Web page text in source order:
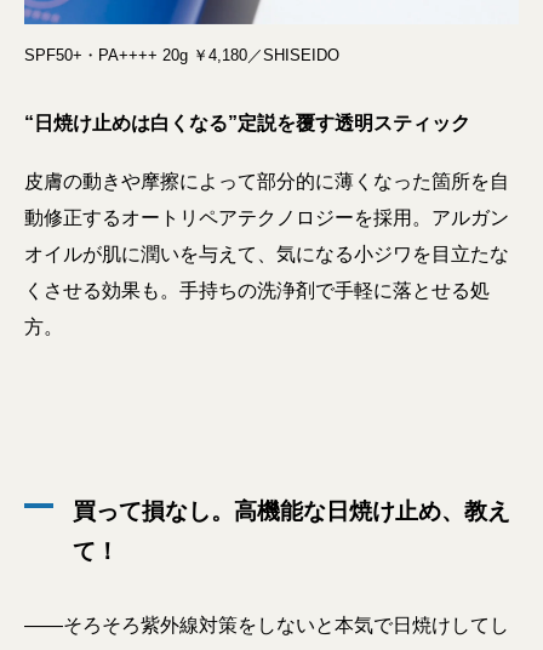
SPF50+・PA++++ 20g ￥4,180／SHISEIDO
“日焼け止めは白くなる”定説を覆す透明スティック
皮膚の動きや摩擦によって部分的に薄くなった箇所を自
動修正するオートリペアテクノロジーを採用。アルガン
オイルが肌に潤いを与えて、気になる小ジワを目立たな
くさせる効果も。手持ちの洗浄剤で手軽に落とせる処
方。
買って損なし。高機能な日焼け止め、教え
て！
――そろそろ紫外線対策をしないと本気で日焼けしてし